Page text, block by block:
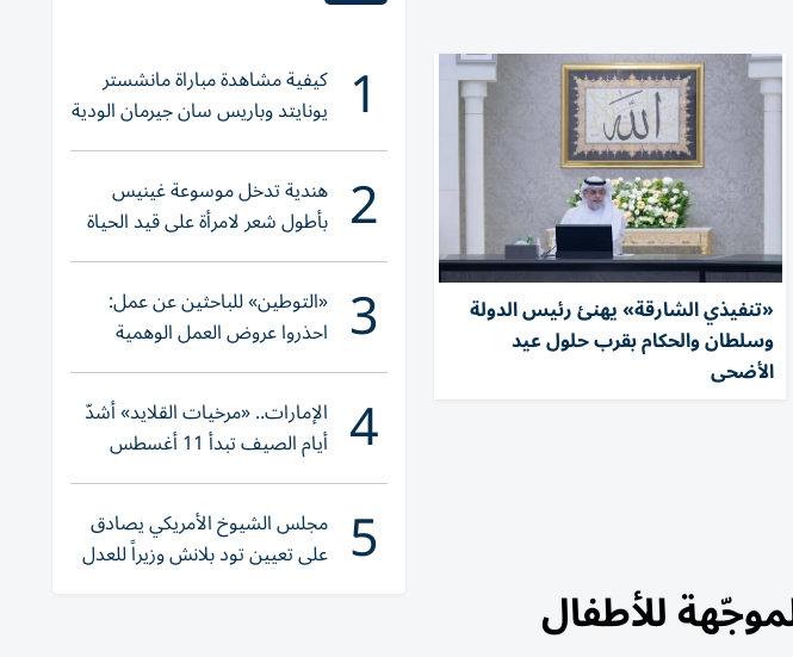
«تنفيذي الشارقة» يهنئ رئيس الدولة
وسلطان والحكام بقرب حلول عيد
الأضحى
للأطفال
1 كيفية مشاهدة مباراة مانشستر
يونايتد وباريس سان جيرمان الودية
والقنوات الناقلة
2 هندية تدخل موسوعة غينيس
بأطول شعر لامرأة على قيد الحياة
3 «التوطين» للباحثين عن عمل:
احذروا عروض العمل الوهمية
وتحققوا عبر «الباركود»
4 الإمارات.. «مرخيات القلايد» أشدّ
أيام الصيف تبدأ 11 أغسطس
5 مجلس الشيوخ الأمريكي يصادق
على تعيين تود بلانش وزيراً للعدل